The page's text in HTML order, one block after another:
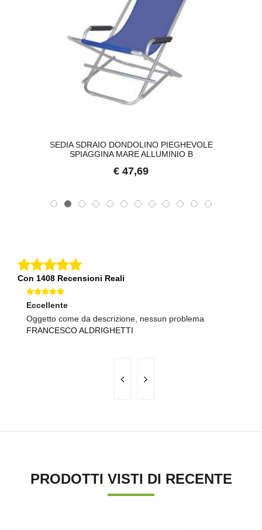
SEDIA SDRAIO DONDOLINO PIEGHEVOLE
SPIAGGINA MARE ALLUMINIO B
€ 47,69
Con 1408 Recensioni Reali
Eccellente
Oggetto come da descrizione, nessun problema
FRANCESCO ALDRIGHETTI
PRODOTTI VISTI DI RECENTE